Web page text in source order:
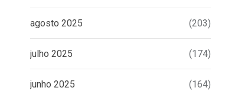
agosto 2025 (203)
julho 2025 (174)
junho 2025 (164)